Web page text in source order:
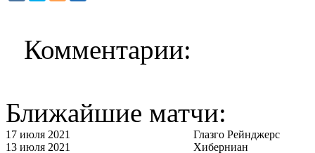
Комментарии:
Ближайшие матчи:
17 июля 2021
Глазго Рейнджерс
13 июля 2021
Хиберниан